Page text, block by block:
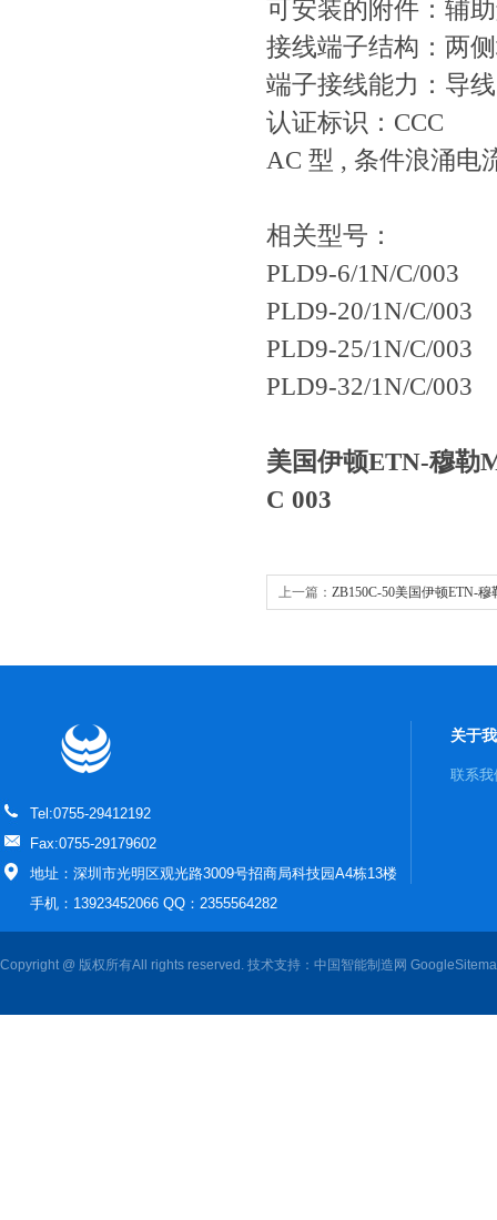
可安装的附件：辅
接线端子结构：两
端子接线能力：导
认证标识：CCC
AC 型 , 条件浪涌电
相关型号：
PLD9-6/1N/C/003
PLD9-20/1N/C/003
PLD9-25/1N/C/003
PLD9-32/1N/C/003
美国伊顿ETN-穆勒
C 003
上一篇： ZB150C-50美国伊顿ETN-穆
Tel:0755-29412192
Fax:0755-29179602
地址：深圳市光明区观光路3009号招商局科技园A4栋13楼
手机：13923452066 QQ：2355564282
关于
联系我
Copyright @ 版权所有All rights reserved. 技术支持： 中国智能制造网